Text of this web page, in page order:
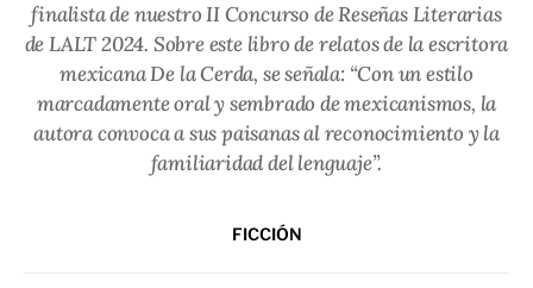
finalista de nuestro II Concurso de Reseñas Literarias
de LALT 2024. Sobre este libro de relatos de la escritora
mexicana De la Cerda, se señala: “Con un estilo
marcadamente oral y sembrado de mexicanismos, la
autora convoca a sus paisanas al reconocimiento y la
familiaridad del lenguaje”.
FICCIÓN